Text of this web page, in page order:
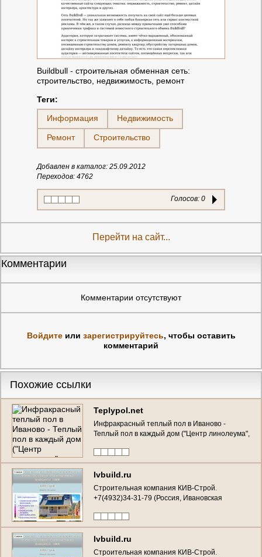
Buildbull - строительная обменная сеть:
строительство, недвижимость, ремонт
Теги:
Информация
Недвижимость
Ремонт Строительство
Добавлен в каталог: 25.09.2012
Переходов: 4762
Голосов: 0
Перейти на сайт...
Комментарии
Комментарии отсутствуют
Войдитеили зарегистрируйтесь, чтобы оставить
комментарий
Похожие ссылки
Teplypol.net
Инфракрасный теплый пол в Иваново -
Теплый пол в каждый дом ("Центр линолеума",
Ivbuild.ru
Строительная компания КИВ-Строй.
+7(4932)34-31-79 (Россия, Ивановская
Ivbuild.ru
Строительная компания КИВ-Строй.